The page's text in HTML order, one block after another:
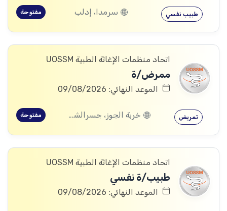
طبيب نفسي سرمدا، إدلب مفتوحة
اتحاد منظمات الإغاثة الطبية UOSSM
ممرض/ة
الموعد النهائي: 09/08/2026
تمريض خربة الجوز، جسرالشغور، إدلب مفتوحة
اتحاد منظمات الإغاثة الطبية UOSSM
طبيب/ة نفسي
الموعد النهائي: 09/08/2026